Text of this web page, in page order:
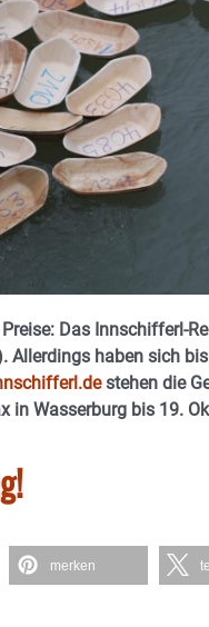
Das Innschifferl-
Allerdings haben sich
stehen die
in Wasserburg bis 19.
merken